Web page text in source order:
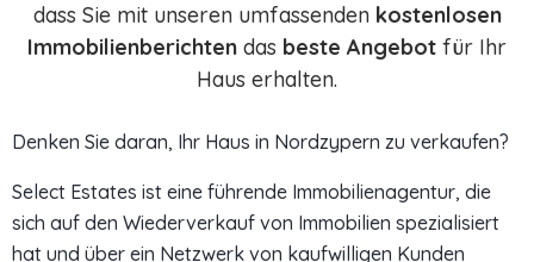
dass Sie mit unseren umfassenden kostenlosen
Immobilienberichten das beste Angebot für Ihr
Haus erhalten.
Denken Sie daran, Ihr Haus in Nordzypern zu verkaufen?
Select Estates ist eine führende Immobilienagentur, die
sich auf den Wiederverkauf von Immobilien spezialisiert
hat und über ein Netzwerk von kaufwilligen Kunden